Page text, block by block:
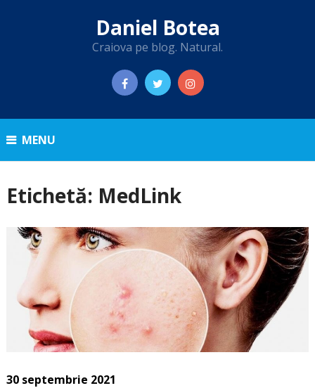
Daniel Botea
Craiova pe blog. Natural.
MENU
Etichetă: MedLink
30 septembrie 2021